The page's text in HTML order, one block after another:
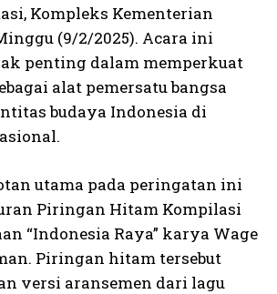
Kompleks Kementerian
(9/2/2025). Acara ini
penting dalam memperkuat
alat pemersatu bangsa
budaya Indonesia di
utama pada peringatan ini
Piringan Hitam Kompilasi
“Indonesia Raya” karya Wage
Piringan hitam tersebut
versi aransemen dari lagu